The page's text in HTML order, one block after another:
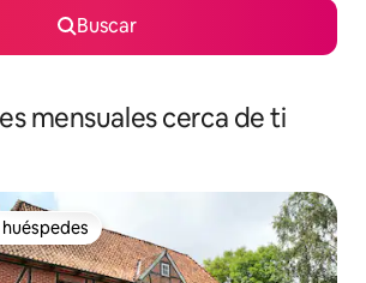
Buscar
mensuales cerca de ti
preferido